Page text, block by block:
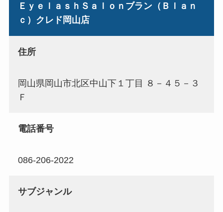
ＥｙｅｌａｓｈＳａｌｏｎブラン（Ｂｌａｎ
ｃ）クレド岡山店
住所
岡山県岡山市北区中山下１丁目 ８－４５－３
Ｆ
電話番号
086-206-2022
サブジャンル